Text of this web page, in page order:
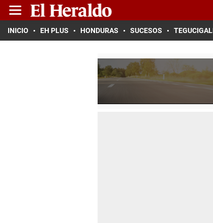
INICIO EH PLUS HONDURAS SUCESOS